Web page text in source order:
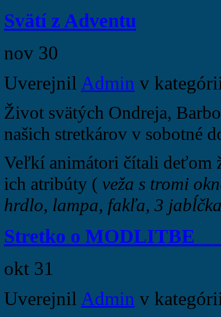
Svätí z Adventu
nov 30
Uverejnil Admin v
Život svätých Ondreja,
našich stretkárov v sobotné
Veľkí animátori čítali deťom
ich atribúty ( veža s tromi
hrdlo, lampa, fakľa, 3
Stretko o
okt 31
Uverejnil Admin v